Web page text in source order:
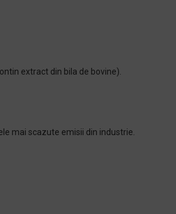
extract din bila de bovine).
mai scazute emisii din industrie.